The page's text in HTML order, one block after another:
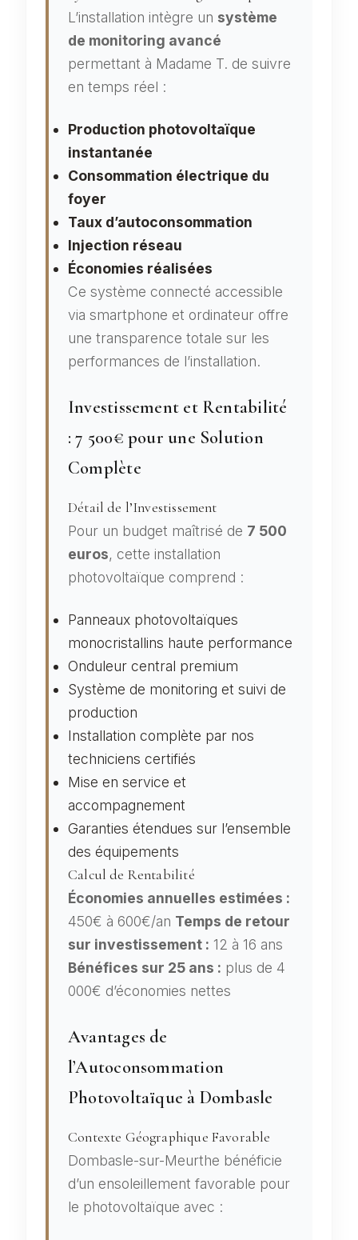
L’installation intègre un système
de monitoring avancé
permettant à Madame T. de suivre
en temps réel :
Production photovoltaïque
instantanée
Consommation électrique du
foyer
Taux d’autoconsommation
Injection réseau
Économies réalisées
Ce système connecté accessible
via smartphone et ordinateur offre
une transparence totale sur les
performances de l’installation.
Investissement et Rentabilité
: 7 500€ pour une Solution
Complète
Détail de l’Investissement
Pour un budget maîtrisé de 7 500
euros, cette installation
photovoltaïque comprend :
Panneaux photovoltaïques
monocristallins haute performance
Onduleur central premium
Système de monitoring et suivi de
production
Installation complète par nos
techniciens certifiés
Mise en service et
accompagnement
Garanties étendues sur l’ensemble
des équipements
Calcul de Rentabilité
Économies annuelles estimées :
450€ à 600€/an Temps de retour
sur investissement : 12 à 16 ans
Bénéfices sur 25 ans : plus de 4
000€ d’économies nettes
Avantages de
l’Autoconsommation
Photovoltaïque à Dombasle
Contexte Géographique Favorable
Dombasle-sur-Meurthe bénéficie
d’un ensoleillement favorable pour
le photovoltaïque avec :